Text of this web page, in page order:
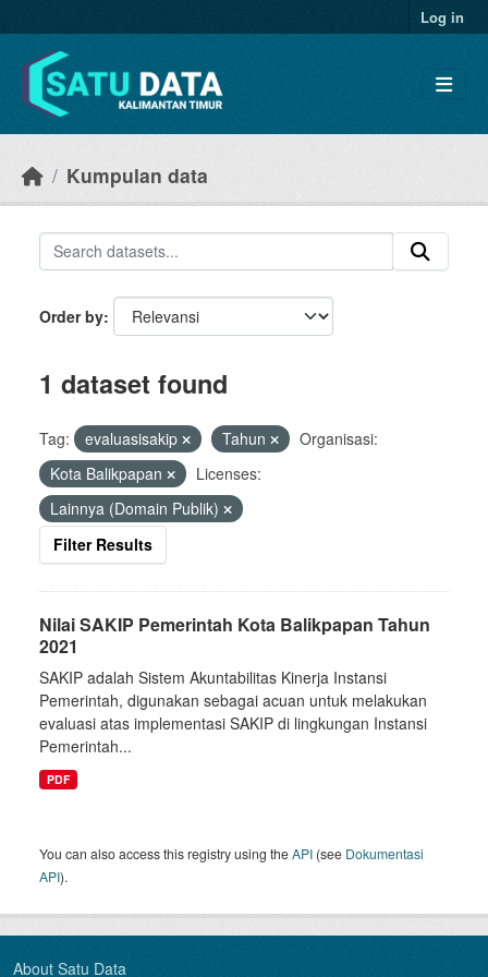
Log in
Kumpulan data
Order by
1 dataset found
Tag: evaluasisakip Tahun
Organisasi:
Kota Balikpapan
Licenses:
Lainnya (Domain Publik)
Filter Results
Nilai SAKIP Pemerintah Kota Balikpapan Tahun
2021
SAKIP adalah Sistem Akuntabilitas Kinerja Instansi
Pemerintah, digunakan sebagai acuan untuk melakukan
evaluasi atas implementasi SAKIP di lingkungan Instansi
Pemerintah...
PDF
You can also access this registry using theAPI (see Dokumentasi
API).
About Satu Data